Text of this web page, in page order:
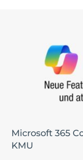
Microsoft 365
KMU